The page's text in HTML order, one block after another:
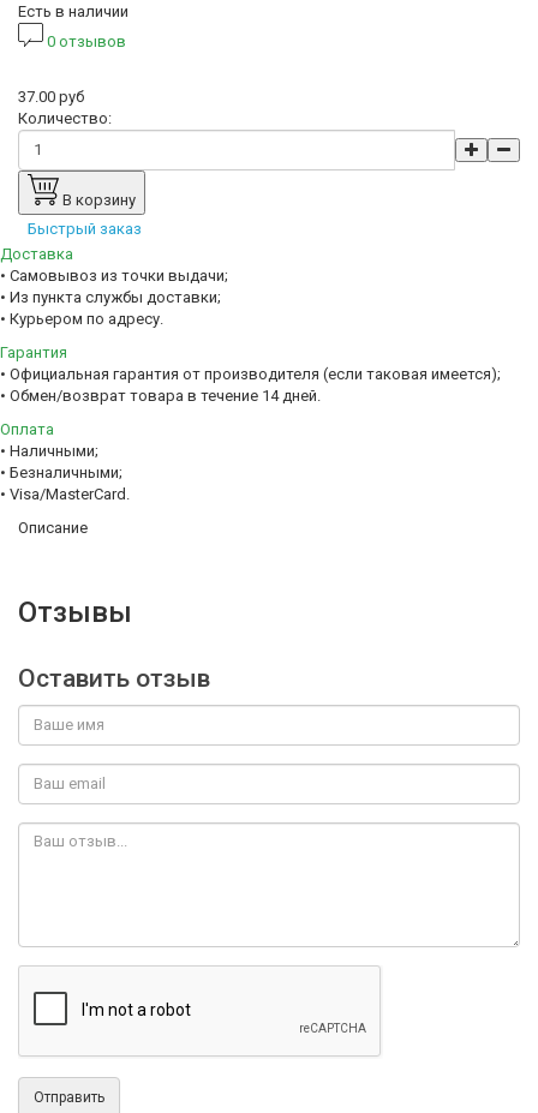
Есть в наличии
0 отзывов
37.00 руб
Количество:
В корзину
Быстрый заказ
Доставка
• Самовывоз из точки выдачи;
• Из пункта службы доставки;
• Курьером по адресу.
Гарантия
• Официальная гарантия от производителя (если таковая имеется);
• Обмен/возврат товара в течение 14 дней.
Оплата
• Наличными;
• Безналичными;
• Visa/MasterCard.
Описание
Отзывы
Оставить отзыв
Отправить